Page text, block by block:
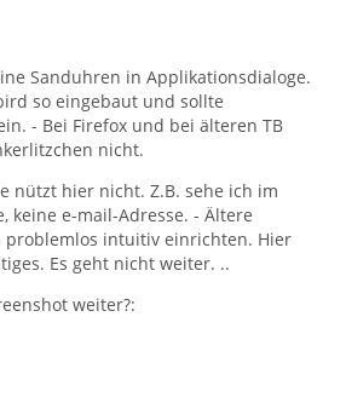
Sanduhren in Applikationsdialoge.
so eingebaut und sollte
- Bei Firefox und bei älteren TB
nicht.
nützt hier nicht. Z.B. sehe ich im
keine e-mail-Adresse. - Ältere
problemlos intuitiv einrichten. Hier
Es geht nicht weiter. ..
weiter?: